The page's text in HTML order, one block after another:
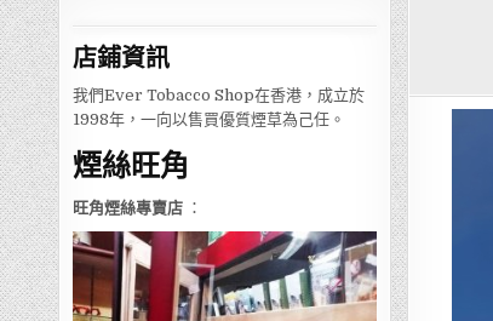
店鋪資訊
我們Ever Tobacco Shop在香港，成立於
1998年，一向以售買優質煙草為己任。
煙絲旺角
旺角煙絲專賣店 ：